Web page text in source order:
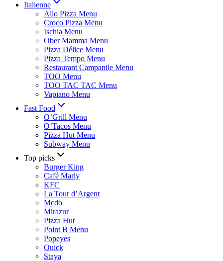
Italienne
Allo Pizza Menu
Croco Pizza Menu
Ischia Menu
Ober Mamma Menu
Pizza Délice Menu
Pizza Tempo Menu
Restaurant Campanile Menu
TOO Menu
TOO TAC TAC Menu
Vapiano Menu
Fast Food
O’Grill Menu
O’Tacos Menu
Pizza Hut Menu
Subway Menu
Top picks
Burger King
Café Marly
KFC
La Tour d’Argent
Mcdo
Mirazur
Pizza Hut
Point B Menu
Popeyes
Quick
Staya